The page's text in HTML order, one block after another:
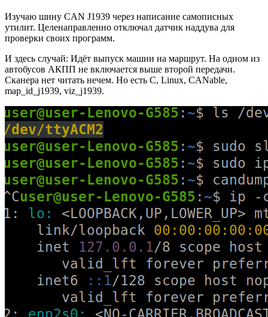
Изучаю шину CAN J1939 через написание самописных
утилит. Целенаправленно отключал датчик наддува для
проверки своих программ.
И здесь случай: Идёт выпуск машин на маршрут. На одном из
автобусов АКПП не включается выше второй передачи.
Сканера нет читать нечем. Но есть C, Linux, CANable,
map_id_j1939, viz_j1939.